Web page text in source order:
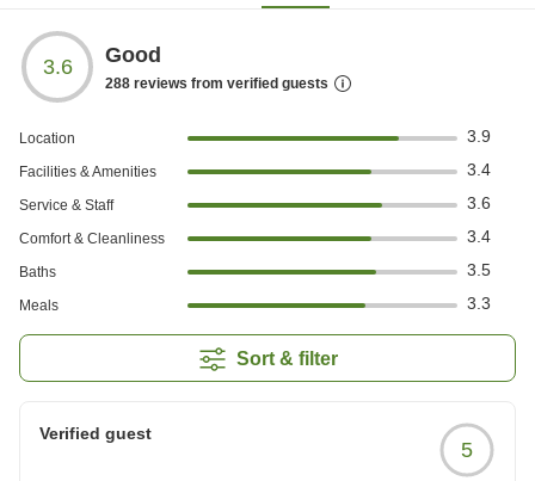
3.6 Good
288 reviews from verified guests
Location 3.9
Facilities & Amenities 3.4
Service & Staff 3.6
Comfort & Cleanliness 3.4
Baths 3.5
Meals 3.3
Sort & filter
Verified guest
5